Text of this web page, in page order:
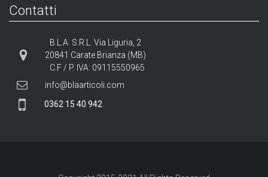
Contatti
B.L.A. S.R.L. Via Liguria, 2
20841 Carate Brianza (MB)
C.F / P. IVA: 09115550965
info@blaarticoli.com
0362 15 40 942